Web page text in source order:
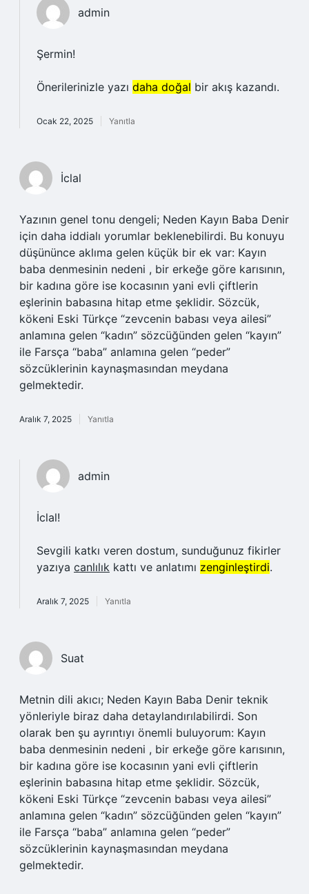
admin
Şermin!
Önerilerinizle yazı daha doğal bir akış kazandı.
Ocak 22, 2025 Yanıtla
İclal
Yazının genel tonu dengeli; Neden Kayın Baba Denir
için daha iddialı yorumlar beklenebilirdi. Bu konuyu
düşününce aklıma gelen küçük bir ek var: Kayın
baba denmesinin nedeni , bir erkeğe göre karısının,
bir kadına göre ise kocasının yani evli çiftlerin
eşlerinin babasına hitap etme şeklidir. Sözcük,
kökeni Eski Türkçe “zevcenin babası veya ailesi”
anlamına gelen “kadın” sözcüğünden gelen “kayın”
ile Farsça “baba” anlamına gelen “peder”
sözcüklerinin kaynaşmasından meydana
gelmektedir.
Aralık 7, 2025 Yanıtla
admin
İclal!
Sevgili katkı veren dostum, sunduğunuz fikirler
yazıya canlılık kattı ve anlatımı zenginleştirdi.
Aralık 7, 2025 Yanıtla
Suat
Metnin dili akıcı; Neden Kayın Baba Denir teknik
yönleriyle biraz daha detaylandırılabilirdi. Son
olarak ben şu ayrıntıyı önemli buluyorum: Kayın
baba denmesinin nedeni , bir erkeğe göre karısının,
bir kadına göre ise kocasının yani evli çiftlerin
eşlerinin babasına hitap etme şeklidir. Sözcük,
kökeni Eski Türkçe “zevcenin babası veya ailesi”
anlamına gelen “kadın” sözcüğünden gelen “kayın”
ile Farsça “baba” anlamına gelen “peder”
sözcüklerinin kaynaşmasından meydana
gelmektedir.